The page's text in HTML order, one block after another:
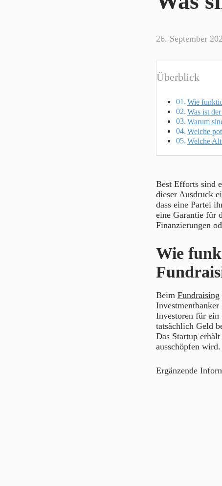
26. September
Überblick
Wie
Was ist
Warum
Welche
Welche
Best Efforts sind
dieser Ausdruck
dass eine Partei
eine Garantie für
Finanzierungen
Wie
Beim Fundraising
Investoren für ein
tatsächlich Geld
Das Startup
ausschöpfen wird.
Ergänzende